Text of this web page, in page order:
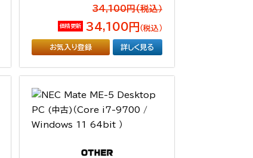
34,100円(税込）
価格更新 34,100円 （税込）
お気入り登録 詳しく見る